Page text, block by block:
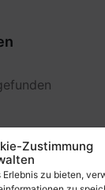
Zustimmung
Erlebnis zu bieten,